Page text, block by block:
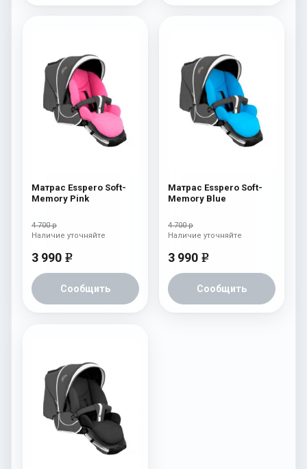
Матрас Esspero Soft-
Memory Pink
4 700 р
3 990 e
Сообщить
Наличие уточняйте
Матрас Esspero Soft-
Memory Blue
4 700 р
3 990 e
Сообщить
Наличие уточняйте